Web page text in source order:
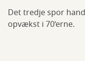
Det tredje spor
opvækst i 70’erne.